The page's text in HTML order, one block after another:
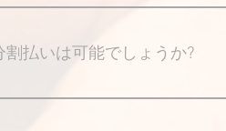
行振込とクレジットカー
割払いは可能でしょうか?
の場合は一括でのお支払